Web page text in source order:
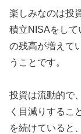
楽しみなのは投
積立NISAをして
の残高が増えて
うことです。
投資は流動的で
く目減りするこ
を続けていると